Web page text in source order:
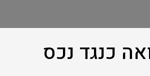
כנגד נכס